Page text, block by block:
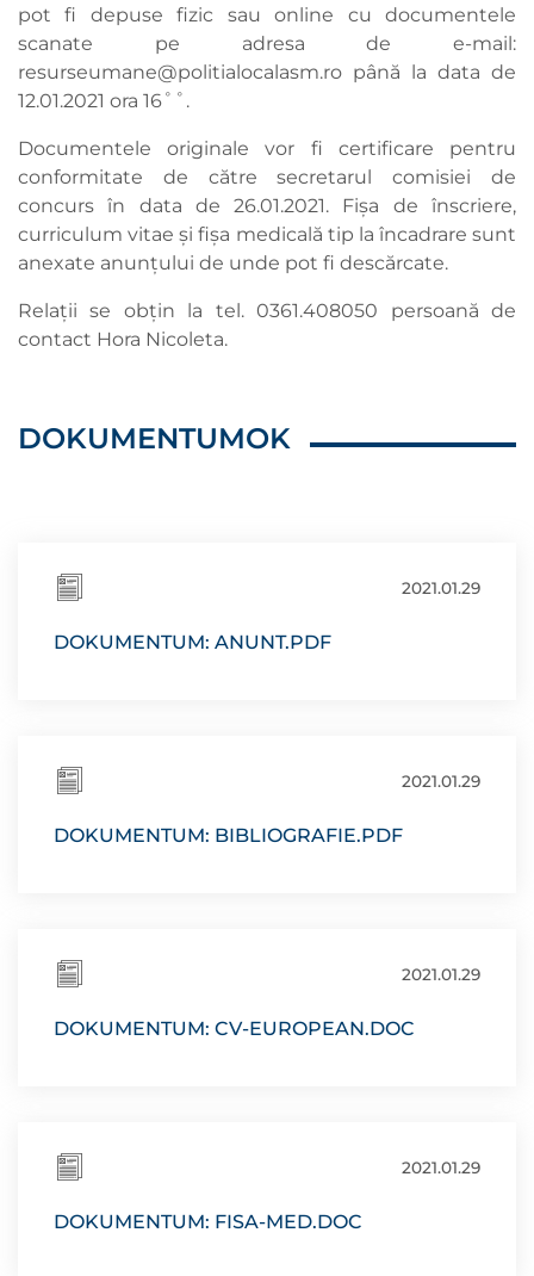
pot fi depuse fizic sau online cu documentele
scanate pe adresa de e-mail:
resurseumane@politialocalasm.ro până la data de
12.01.2021 ora 16˚˚.
Documentele originale vor fi certificare pentru
conformitate de către secretarul comisiei de
concurs în data de 26.01.2021. Fișa de înscriere,
curriculum vitae și fișa medicală tip la încadrare sunt
anexate anunțului de unde pot fi descărcate.
Relații se obțin la tel. 0361.408050 persoană de
contact Hora Nicoleta.
DOKUMENTUMOK
2021.01.29
DOKUMENTUM: ANUNT.PDF
2021.01.29
DOKUMENTUM: BIBLIOGRAFIE.PDF
2021.01.29
DOKUMENTUM: CV-EUROPEAN.DOC
2021.01.29
DOKUMENTUM: FISA-MED.DOC